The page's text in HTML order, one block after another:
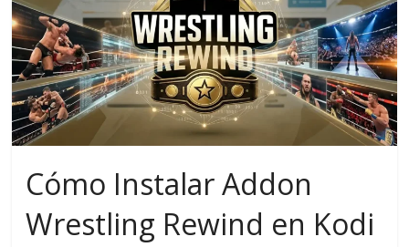
Cómo Instalar Addon
Wrestling Rewind en Kodi